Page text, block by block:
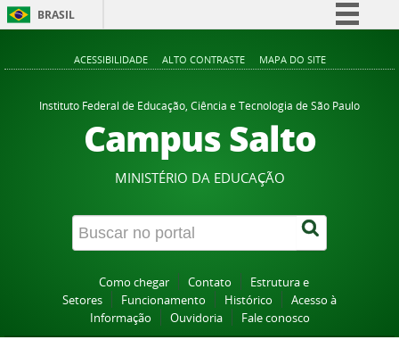
BRASIL
Comunica BR
Participe
Acesso à informação
Canais
ACESSIBILIDADE ALTO CONTRASTE MAPA DO SITE
Instituto Federal de Educação, Ciência e Tecnologia de São Paulo
Campus Salto
MINISTÉRIO DA EDUCAÇÃO
Como chegar Contato
Estrutura e
Setores
Funcionamento Histórico
Acesso à
Informação
Ouvidoria Fale conosco